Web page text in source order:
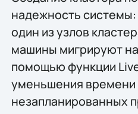
надежность системы:
один из узлов
машины мигрируют
помощью функции
уменьшения времени
незапланированных